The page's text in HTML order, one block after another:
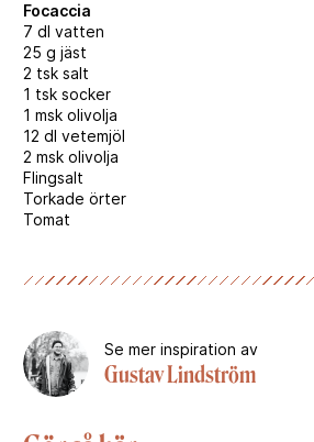
Focaccia
7 dl vatten
25 g jäst
2 tsk salt
1 tsk socker
1 msk olivolja
12 dl vetemjöl
2 msk olivolja
Flingsalt
Torkade örter
Tomat
Se mer inspiration av
Gustav Lindström